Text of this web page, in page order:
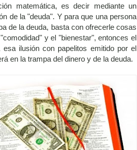
matemática, es decir mediante un
de la "deuda". Y para que una persona
de la deuda, basta con ofrecerle cosas
y el "bienestar", entonces el
ilusión con papelitos emitido por el
en la trampa del dinero y de la deuda.